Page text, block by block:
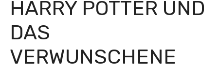
HARRY POTTER UND
DAS
VERWUNSCHENE